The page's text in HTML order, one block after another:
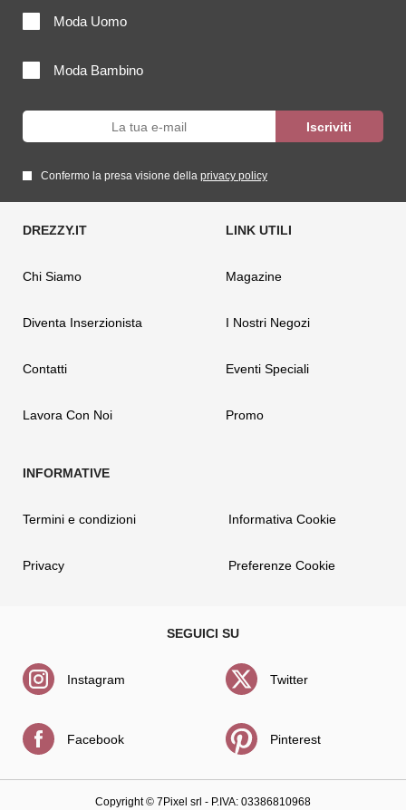
Moda Uomo
Moda Bambino
Confermo la presa visione della privacy policy
Chi Siamo
Diventa Inserzionista
Contatti
Lavora Con Noi
Magazine
I Nostri Negozi
Eventi Speciali
Promo
Termini e condizioni
Privacy
Informativa Cookie
Preferenze Cookie
Instagram
Facebook
Twitter
Pinterest
Copyright © 7Pixel srl - P.IVA: 03386810968